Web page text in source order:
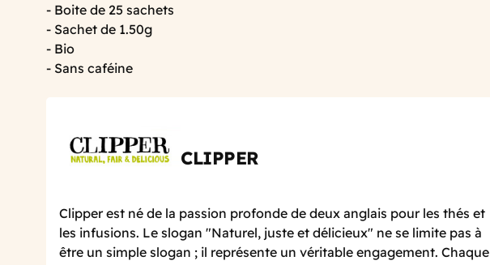
- Boite de 25 sachets
- Sachet de 1.50g
- Bio
- Sans caféine
CLIPPER
Clipper est né de la passion profonde de deux anglais pour les thés et
les infusions. Le slogan "Naturel, juste et délicieux" ne se limite pas à
être un simple slogan ; il représente un véritable engagement. Chaque